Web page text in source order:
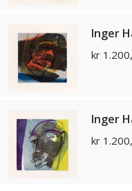
Inger
kr
Inger
kr